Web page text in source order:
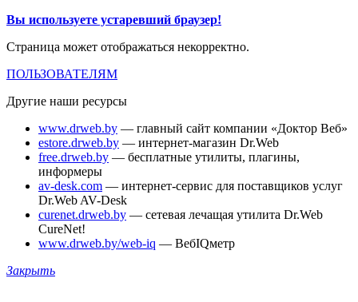
Вы используете устаревший браузер!
Страница может отображаться некорректно.
ПОЛЬЗОВАТЕЛЯМ
Другие наши ресурсы
www.drweb.by — главный сайт компании «Доктор Веб»
estore.drweb.by — интернет-магазин Dr.Web
free.drweb.by — бесплатные утилиты, плагины,
информеры
av-desk.com — интернет-сервис для поставщиков услуг
Dr.Web AV-Desk
curenet.drweb.by — сетевая лечащая утилита Dr.Web
CureNet!
www.drweb.by/web-iq — ВебIQметр
Закрыть